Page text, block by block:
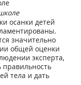
осанки детей
значительно
общей оценки
эксперта,
правильность
тела и дать